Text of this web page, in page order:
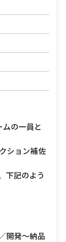
の一員と
ション補佐
下記のよう
開発～納品